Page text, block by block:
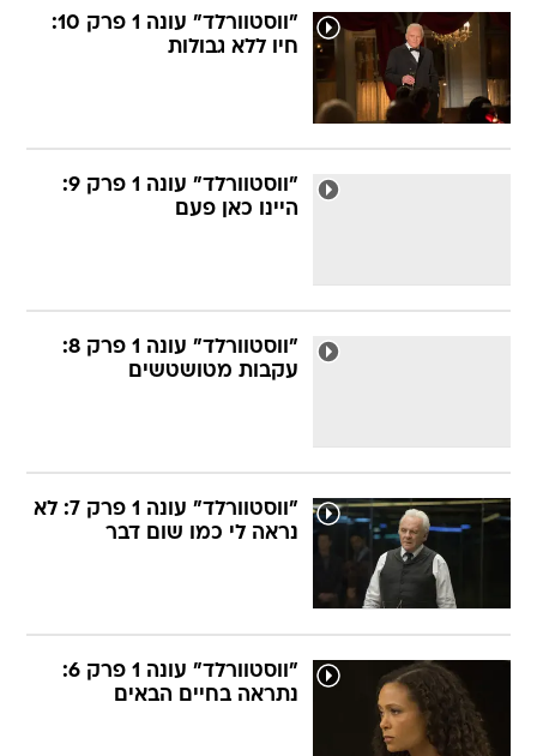
"ווסטוורלד" עונה 1 פרק 10:
חיו ללא גבולות
"ווסטוורלד" עונה 1 פרק 9:
היינו כאן פעם
"ווסטוורלד" עונה 1 פרק 8:
עקבות מטושטשים
"ווסטוורלד" עונה 1 פרק 7: לא
נראה לי כמו שום דבר
"ווסטוורלד" עונה 1 פרק 6:
נתראה בחיים הבאים